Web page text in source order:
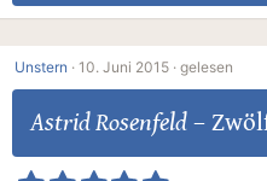
Unstern · 10. Juni 2015 · gelesen
Astrid Rosenfeld–